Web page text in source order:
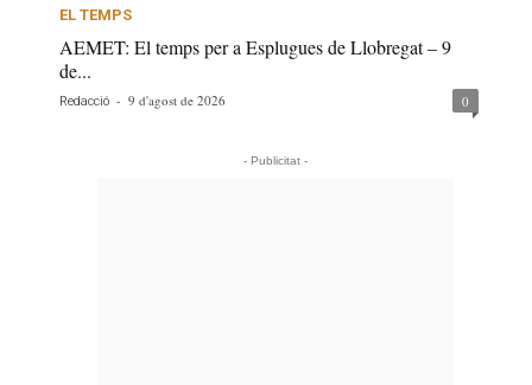
EL TEMPS
AEMET: El temps per a Esplugues de Llobregat – 9
de...
Redacció - 9 d'agost de 2026 0
- Publicitat -